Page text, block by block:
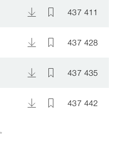
437 411
437 428
437 435
437 442